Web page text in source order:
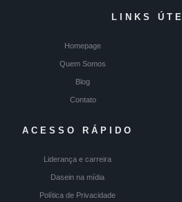
LINKS
Homepage
Quem Somos
Blog
Contato
ACESSO RÁPIDO
Liderança e carreira
Dasein na mídia
Política de Privacidade